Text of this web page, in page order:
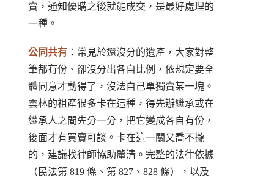
賣，通知優購之後就能成交，是最好處理的
一種。
公同共有 ：常見於還沒分的遺產，大家對整
筆都有份、卻沒分出各自比例，依規定要全
體同意才動得了，沒法自己單獨賣某一塊。
雲林的祖產很多卡在這種，得先辦繼承或在
繼承人之間先分一分，把它變成各自有份，
後面才有買賣可談。卡在這一關又喬不攏
的，建議找律師協助釐清。完整的法律依據
（ 民法第 819 條 、第 827、828 條），以及